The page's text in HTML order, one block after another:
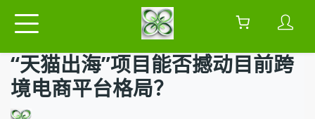
“天猫出海”项目能否撼动目前跨
境电商平台格局？